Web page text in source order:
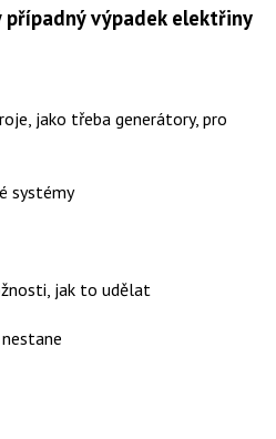
výpadek elektřiny
jako třeba generátory, pro
systémy
jak to udělat